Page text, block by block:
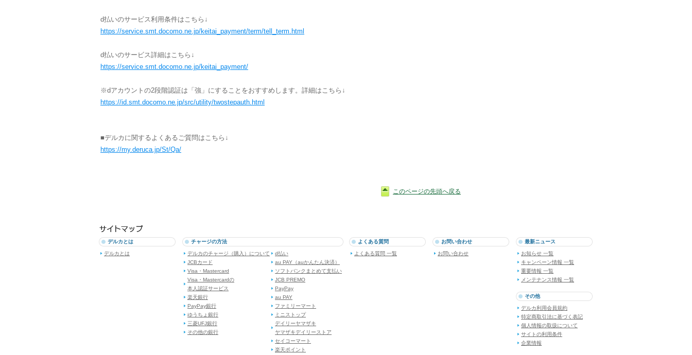
d払いのサービス利用条件はこちら↓
https://service.smt.docomo.ne.jp/keitai_payment/term/tell_term.html
d払いのサービス詳細はこちら↓
https://service.smt.docomo.ne.jp/keitai_payment/
※dアカウントの2段階認証は「強」にすることをおすすめします。詳細はこちら↓
https://id.smt.docomo.ne.jp/src/utility/twostepauth.html
■デルカに関するよくあるご質問はこちら↓
https://my.deruca.jp/St/Qa/
このページの先頭へ戻る
デルカとは
デルカとは
チャージの方法
デルカのチャージ（購入）について
JCBカード
Visa・Mastercard
Visa・Mastercardの
本人認証サービス
楽天銀行
PayPay銀行
ゆうちょ銀行
三菱UFJ銀行
その他の銀行
d払い
au PAY（auかんたん決済）
ソフトバンクまとめて支払い
JCB PREMO
PayPay
au PAY
ファミリーマート
ミニストップ
デイリーヤマザキ
ヤマザキデイリーストア
セイコーマート
楽天ポイント
よくある質問
よくある質問 一覧
お問い合わせ
お問い合わせ
最新ニュース
お知らせ 一覧
キャンペーン情報 一覧
重要情報 一覧
メンテナンス情報 一覧
その他
デルカ利用会員規約
特定商取引法に基づく表記
個人情報の取扱について
サイトの利用条件
企業情報